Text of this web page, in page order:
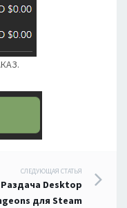
СЛЕДУЮЩАЯ СТАТЬЯ
Раздача Desktop
для Steam